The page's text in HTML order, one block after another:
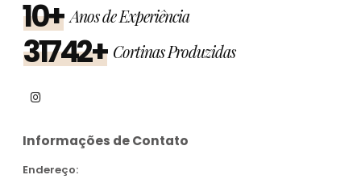
10+ Anos de Experiência
31742+ Cortinas Produzidas
Informações de Contato
Endereço: